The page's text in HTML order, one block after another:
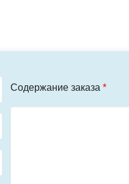
Содержание заказа *